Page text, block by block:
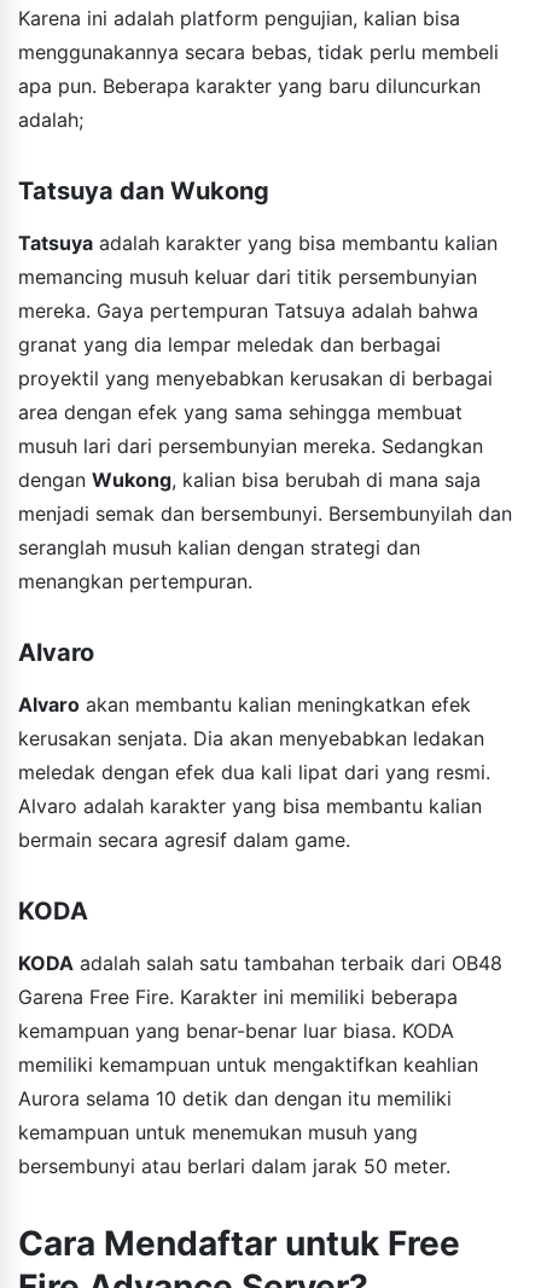
Karena ini adalah platform pengujian, kalian bisa
menggunakannya secara bebas, tidak perlu membeli
apa pun. Beberapa karakter yang baru diluncurkan
adalah;
Tatsuya dan Wukong
Tatsuya adalah karakter yang bisa membantu kalian
memancing musuh keluar dari titik persembunyian
mereka. Gaya pertempuran Tatsuya adalah bahwa
granat yang dia lempar meledak dan berbagai
proyektil yang menyebabkan kerusakan di berbagai
area dengan efek yang sama sehingga membuat
musuh lari dari persembunyian mereka. Sedangkan
dengan Wukong, kalian bisa berubah di mana saja
menjadi semak dan bersembunyi. Bersembunyilah dan
seranglah musuh kalian dengan strategi dan
menangkan pertempuran.
Alvaro
Alvaro akan membantu kalian meningkatkan efek
kerusakan senjata. Dia akan menyebabkan ledakan
meledak dengan efek dua kali lipat dari yang resmi.
Alvaro adalah karakter yang bisa membantu kalian
bermain secara agresif dalam game.
KODA
KODA adalah salah satu tambahan terbaik dari OB48
Garena Free Fire. Karakter ini memiliki beberapa
kemampuan yang benar-benar luar biasa. KODA
memiliki kemampuan untuk mengaktifkan keahlian
Aurora selama 10 detik dan dengan itu memiliki
kemampuan untuk menemukan musuh yang
bersembunyi atau berlari dalam jarak 50 meter.
Cara Mendaftar untuk Free